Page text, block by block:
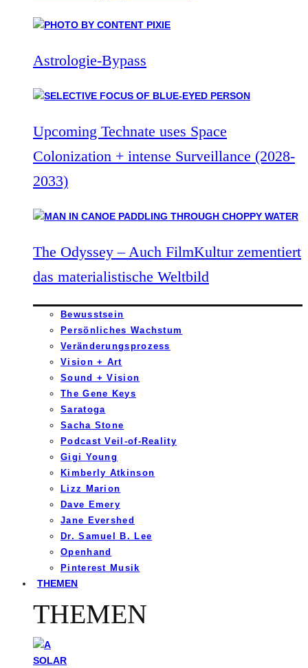
Astrologie-Bypass
Upcoming Technate uses Space
Colonization + intense Surveillance (2028-
2033)
The Odyssey – Auch FilmKultur zementiert
das materialistische Weltbild
Bewusstsein
Persönliches Wachstum
Veränderungsprozess
Vision + Art
Sound + Vision
The Gene Keys
Saratoga
Sacha Stone
Podcast Veil-of-Reality
Gigi Young
Kimberly Atkinson
Lizz Marion
Dave Emery
Jane Evershed
Dr. Samuel B. Lee
Openhand
Pinterest Musik
THEMEN
THEMEN